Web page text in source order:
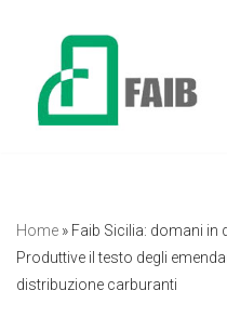
contenuto
Home » Faib Sicilia: domani
Produttive il testo degli
distribuzione carburanti